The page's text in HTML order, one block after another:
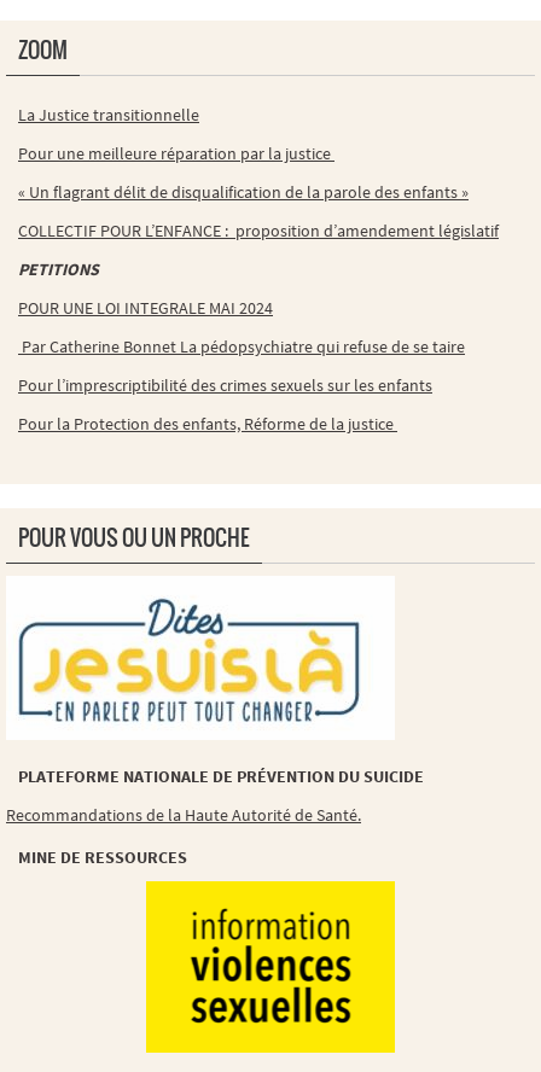
ZOOM
La Justice transitionnelle
Pour une meilleure réparation par la justice
« Un flagrant délit de disqualification de la parole des enfants »
COLLECTIF POUR L’ENFANCE : proposition d’amendement législatif
PETITIONS
POUR UNE LOI INTEGRALE MAI 2024
Par Catherine Bonnet La pédopsychiatre qui refuse de se taire
Pour l’imprescriptibilité des crimes sexuels sur les enfants
Pour la Protection des enfants, Réforme de la justice
POUR VOUS OU UN PROCHE
PLATEFORME NATIONALE DE PRÉVENTION DU SUICIDE
Recommandations de la Haute Autorité de Santé.
MINE DE RESSOURCES